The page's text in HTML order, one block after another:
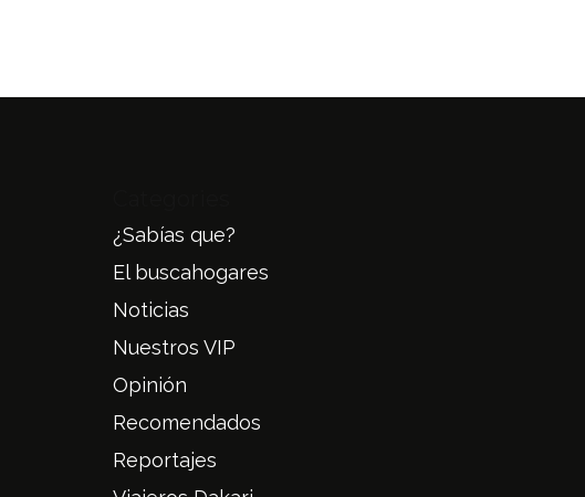
¿Sabías que?
El buscahogares
Noticias
Nuestros VIP
Opinión
Recomendados
Reportajes